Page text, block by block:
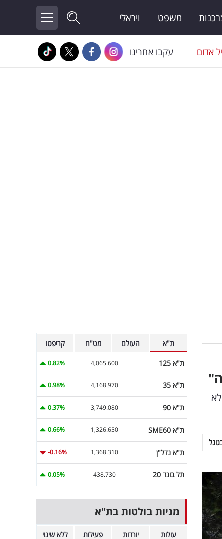
משפט ויראלי
אדום עקבו אחרינו
ת"א העולם מט"ח קריפטו
ת"א 125 4,065.600
0.82%
ת"א 35 4,168.970
0.98%
ת"א 90 3,749.080
0.37%
ת"א SME60 1,326.650
0.66%
ת"א נדל"ן 1,368.310
-0.16%
תל בונד 20 438.730
0.05%
מניות בולטות בת"א
עולות יורדות פעילות ללא שינוי